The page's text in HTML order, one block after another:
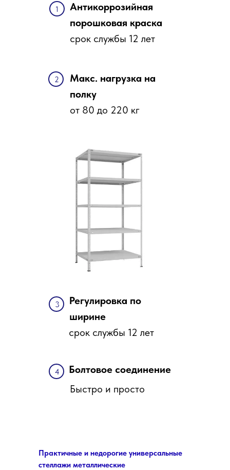
Антикоррозийная
порошковая краска
Макс. нагрузка на
полку
срок службы 12 лет
от 80 до 220 кг
3
Регулировка по
ширине
срок службы 12 лет
4
Болтовое соединение
Быстро и просто
1
2
Практичные и недорогие универсальные
стеллажи металлические